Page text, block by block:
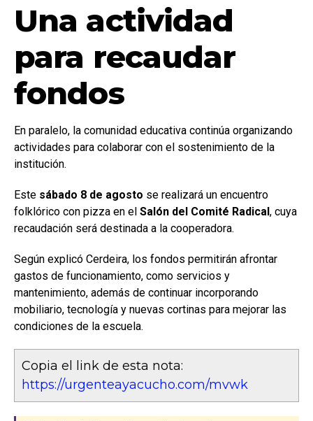
Una actividad
para recaudar
fondos
En paralelo, la comunidad educativa continúa organizando
actividades para colaborar con el sostenimiento de la
institución.
Este sábado 8 de agosto se realizará un encuentro
folklórico con pizza en el Salón del Comité Radical, cuya
recaudación será destinada a la cooperadora.
Según explicó Cerdeira, los fondos permitirán afrontar
gastos de funcionamiento, como servicios y
mantenimiento, además de continuar incorporando
mobiliario, tecnología y nuevas cortinas para mejorar las
condiciones de la escuela.
Copia el link de esta nota:
https://urgenteayacucho.com/mvwk